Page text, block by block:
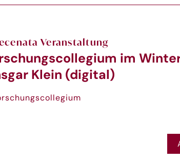
Veranstaltung
im
Klein (digital)